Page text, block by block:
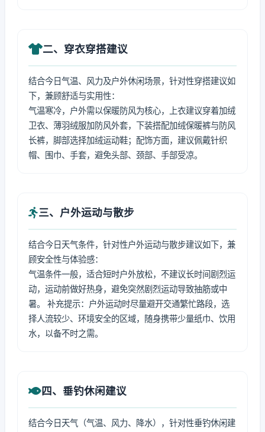
二、穿衣穿搭建议
结合今日气温、风力及户外休闲场景，针对性穿搭建议如
下，兼顾舒适与实用性：
气温寒冷，户外需以保暖防风为核心，上衣建议穿着加绒
卫衣、薄羽绒服加防风外套，下装搭配加绒保暖裤与防风
长裤，脚部选择加绒运动鞋；配饰方面，建议佩戴针织
帽、围巾、手套，避免头部、颈部、手部受凉。
三、户外运动与散步
结合今日天气条件，针对性户外运动与散步建议如下，兼
顾安全性与体验感：
气温条件一般，适合短时户外放松，不建议长时间剧烈运
动，运动前做好热身，避免突然剧烈运动导致抽筋或中
暑。 补充提示：户外运动时尽量避开交通繁忙路段，选
择人流较少、环境安全的区域，随身携带少量纸巾、饮用
水，以备不时之需。
四、垂钓休闲建议
结合今日天气（气温、风力、降水），针对性垂钓休闲建